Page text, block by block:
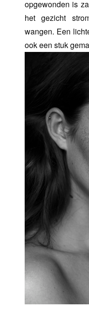
opgewonden is
het gezicht
wangen. Een
ook een stuk